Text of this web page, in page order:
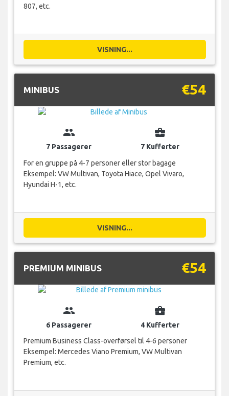
807, etc.
VISNING...
MINIBUS €54
group
7 Passagerer
business_center
7 Kufferter
For en gruppe på 4-7 personer eller stor bagage
Eksempel: VW Multivan, Toyota Hiace, Opel Vivaro,
Hyundai H-1, etc.
VISNING...
PREMIUM MINIBUS €54
group
6 Passagerer
business_center
4 Kufferter
Premium Business Class-overførsel til 4-6 personer
Eksempel: Mercedes Viano Premium, VW Multivan
Premium, etc.